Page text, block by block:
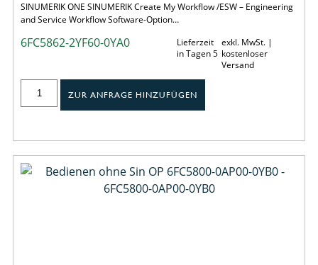
SINUMERIK ONE SINUMERIK Create My Workflow /ESW – Engineering
and Service Workflow Software-Option…
6FC5862-2YF60-0YA0
Lieferzeit
in Tagen 5
exkl. MwSt. |
kostenloser
Versand
ZUR ANFRAGE HINZUFÜGEN